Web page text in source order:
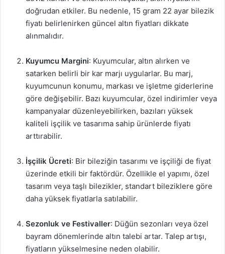
doğrudan etkiler. Bu nedenle, 15 gram 22 ayar bilezik
fiyatı belirlenirken güncel altın fiyatları dikkate
alınmalıdır.
Kuyumcu Margini: Kuyumcular, altın alırken ve
satarken belirli bir kar marjı uygularlar. Bu marj,
kuyumcunun konumu, markası ve işletme giderlerine
göre değişebilir. Bazı kuyumcular, özel indirimler veya
kampanyalar düzenleyebilirken, bazıları yüksek
kaliteli işçilik ve tasarıma sahip ürünlerde fiyatı
arttırabilir.
İşçilik Ücreti: Bir bileziğin tasarımı ve işçiliği de fiyat
üzerinde etkili bir faktördür. Özellikle el yapımı, özel
tasarım veya taşlı bilezikler, standart bileziklere göre
daha yüksek fiyatlarla satılabilir.
Sezonluk ve Festivaller: Düğün sezonları veya özel
bayram dönemlerinde altın talebi artar. Talep artışı,
fiyatların yükselmesine neden olabilir.